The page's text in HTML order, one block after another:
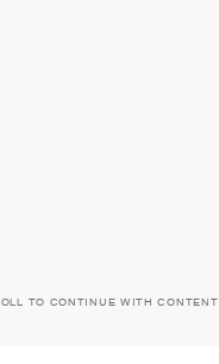
TO CONTINUE WITH CONTENT